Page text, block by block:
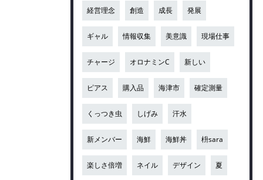
経営理念 創造 成長 発展
ギャル 情報収集 美意識 現場仕事
チャージ オロナミンC 新しい
ピアス 購入品 海津市 確定測量
くっつき虫 しげみ 汗水
新メンバー 海鮮 海鮮丼 枡sara
楽しさ倍増 ネイル デザイン 夏